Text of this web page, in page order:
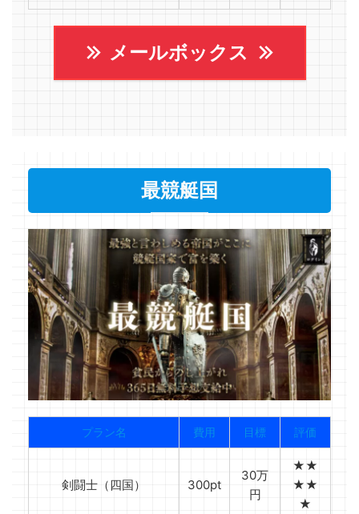
メールボックス
最競艇国
プラン名 費用 目標 評価
剣闘士（四国） 300pt
30万
円
★★
★★
★